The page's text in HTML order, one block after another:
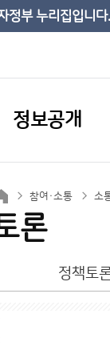
정부 누리집입니다.
정보공개
참여·소통 소
론
정책토